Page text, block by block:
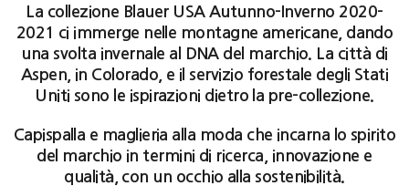
La collezione Blauer USA Autunno-Inverno 2020-
2021 ci immerge nelle montagne americane, dando
una svolta invernale al DNA del marchio. La città di
Aspen, in Colorado, e il servizio forestale degli Stati
Uniti sono le ispirazioni dietro la pre-collezione.
Capispalla e maglieria alla moda che incarna lo spirito
del marchio in termini di ricerca, innovazione e
qualità, con un occhio alla sostenibilità.